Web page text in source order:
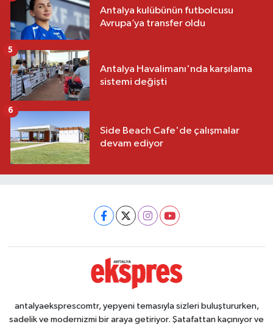
Antalya kulübünün futbolcusu
Avrupa’ya transfer oldu
Antalya Havalimanı'nda karşılama
sistemi değişti
5
Side Beach Cafe'de çalışmalar
devam ediyor
6
antalyaeksprescomtr, yepyeni temasıyla sizleri buluştururken,
sadelik ve modernizmi bir araya getiriyor. Şatafattan kaçınıyor ve